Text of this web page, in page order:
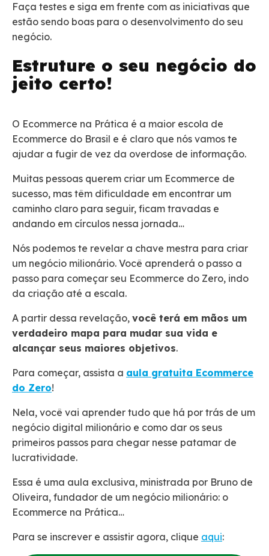
Faça testes e siga em frente com as iniciativas que
estão sendo boas para o desenvolvimento do seu
negócio.
Estruture o seu negócio do
jeito certo!
O Ecommerce na Prática é a maior escola de
Ecommerce do Brasil e é claro que nós vamos te
ajudar a fugir de vez da overdose de informação.
Muitas pessoas querem criar um Ecommerce de
sucesso, mas têm dificuldade em encontrar um
caminho claro para seguir, ficam travadas e
andando em círculos nessa jornada…
Nós podemos te revelar a chave mestra para criar
um negócio milionário. Você aprenderá o passo a
passo para começar seu Ecommerce do Zero, indo
da criação até a escala.
A partir dessa revelação, você terá em mãos um
verdadeiro mapa para mudar sua vida e
alcançar seus maiores objetivos.
Para começar, assista a aula gratuita Ecommerce
do Zero!
Nela, você vai aprender tudo que há por trás de um
negócio digital milionário e como dar os seus
primeiros passos para chegar nesse patamar de
lucratividade.
Essa é uma aula exclusiva, ministrada por Bruno de
Oliveira, fundador de um negócio milionário: o
Ecommerce na Prática…
Para se inscrever e assistir agora, clique aqui: